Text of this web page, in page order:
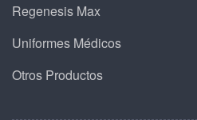
Regenesis Max
Uniformes Médicos
Otros Productos